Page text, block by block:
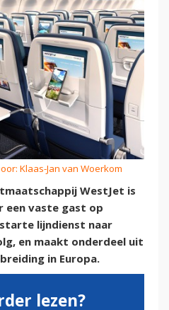
Klaas-Jan van Woerkom
WestJet is
een vaste gast op
lijndienst naar
en maakt onderdeel uit
in Europa.
lezen?